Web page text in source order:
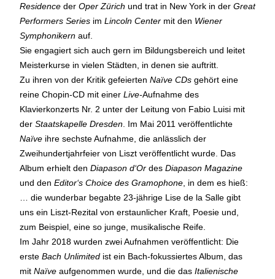
Residence der Oper Zürich und trat in New York in der Great
Performers Series im Lincoln Center mit den Wiener
Symphonikern auf.
Sie engagiert sich auch gern im Bildungsbereich und leitet
Meisterkurse in vielen Städten, in denen sie auftritt.
Zu ihren von der Kritik gefeierten Naïve CDs gehört eine
reine Chopin-CD mit einer Live-Aufnahme des
Klavierkonzerts Nr. 2 unter der Leitung von Fabio Luisi mit
der Staatskapelle Dresden . Im Mai 2011 veröffentlichte
Naïve ihre sechste Aufnahme, die anlässlich der
Zweihundertjahrfeier von Liszt veröffentlicht wurde. Das
Album erhielt den Diapason d‘Or des Diapason Magazine
und den Editor‘s Choice des Gramophone , in dem es hieß:
… die wunderbar begabte 23-jährige Lise de la Salle gibt
uns ein Liszt-Rezital von erstaunlicher Kraft, Poesie und,
zum Beispiel, eine so junge, musikalische Reife.
Im Jahr 2018 wurden zwei Aufnahmen veröffentlicht: Die
erste Bach Unlimited ist ein Bach-fokussiertes Album, das
mit Naïve aufgenommen wurde, und die das Italienische